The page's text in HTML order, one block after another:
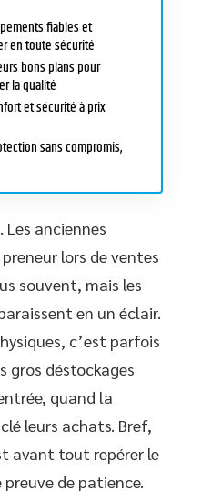
fiables et
en toute sécurité
bons plans pour
la qualité
et sécurité à prix
sans compromis,
anciennes
lors de ventes
souvent, mais les
en un éclair.
c’est parfois
gros déstockages
quand la
leurs achats. Bref,
avant tout repérer le
de patience.